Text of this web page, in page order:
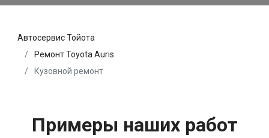
Автосервис Тойота
Ремонт Toyota Auris
Кузовной ремонт
Примеры наших работ